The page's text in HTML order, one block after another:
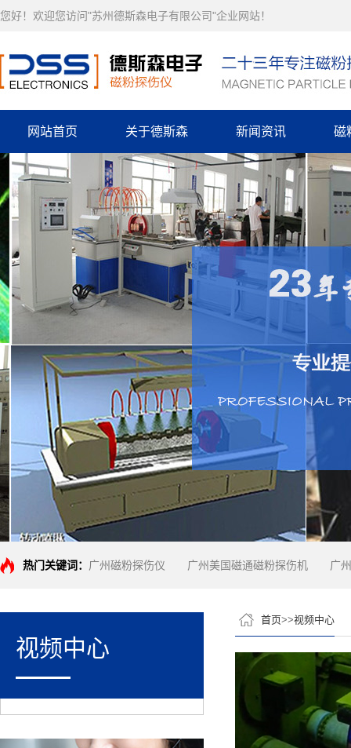
您好！欢迎您访问"苏州德斯森电子有限公司"企业网站！
网站首页 关于德斯森 新闻资讯 磁
热门关键词： 广州磁粉探伤仪 广州美国磁通磁粉探伤机 广
视频中心
首页>>视频中心